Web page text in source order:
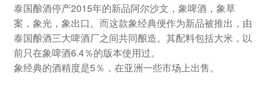
泰国酿酒停产2015年的新品阿尔沙文，象啤酒，象草
案，象光，象出口。而这款象经典便作为新品被推出，由
泰国酿酒三大啤酒厂之间共同酿造。其配料包括大米，以
前只在象啤酒6.4％的版本使用过。
象经典的酒精度是5％，在亚洲一些市场上出售。